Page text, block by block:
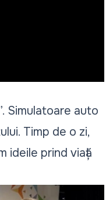
Simulatoare auto
Timp de o zi,
ideile prind viață